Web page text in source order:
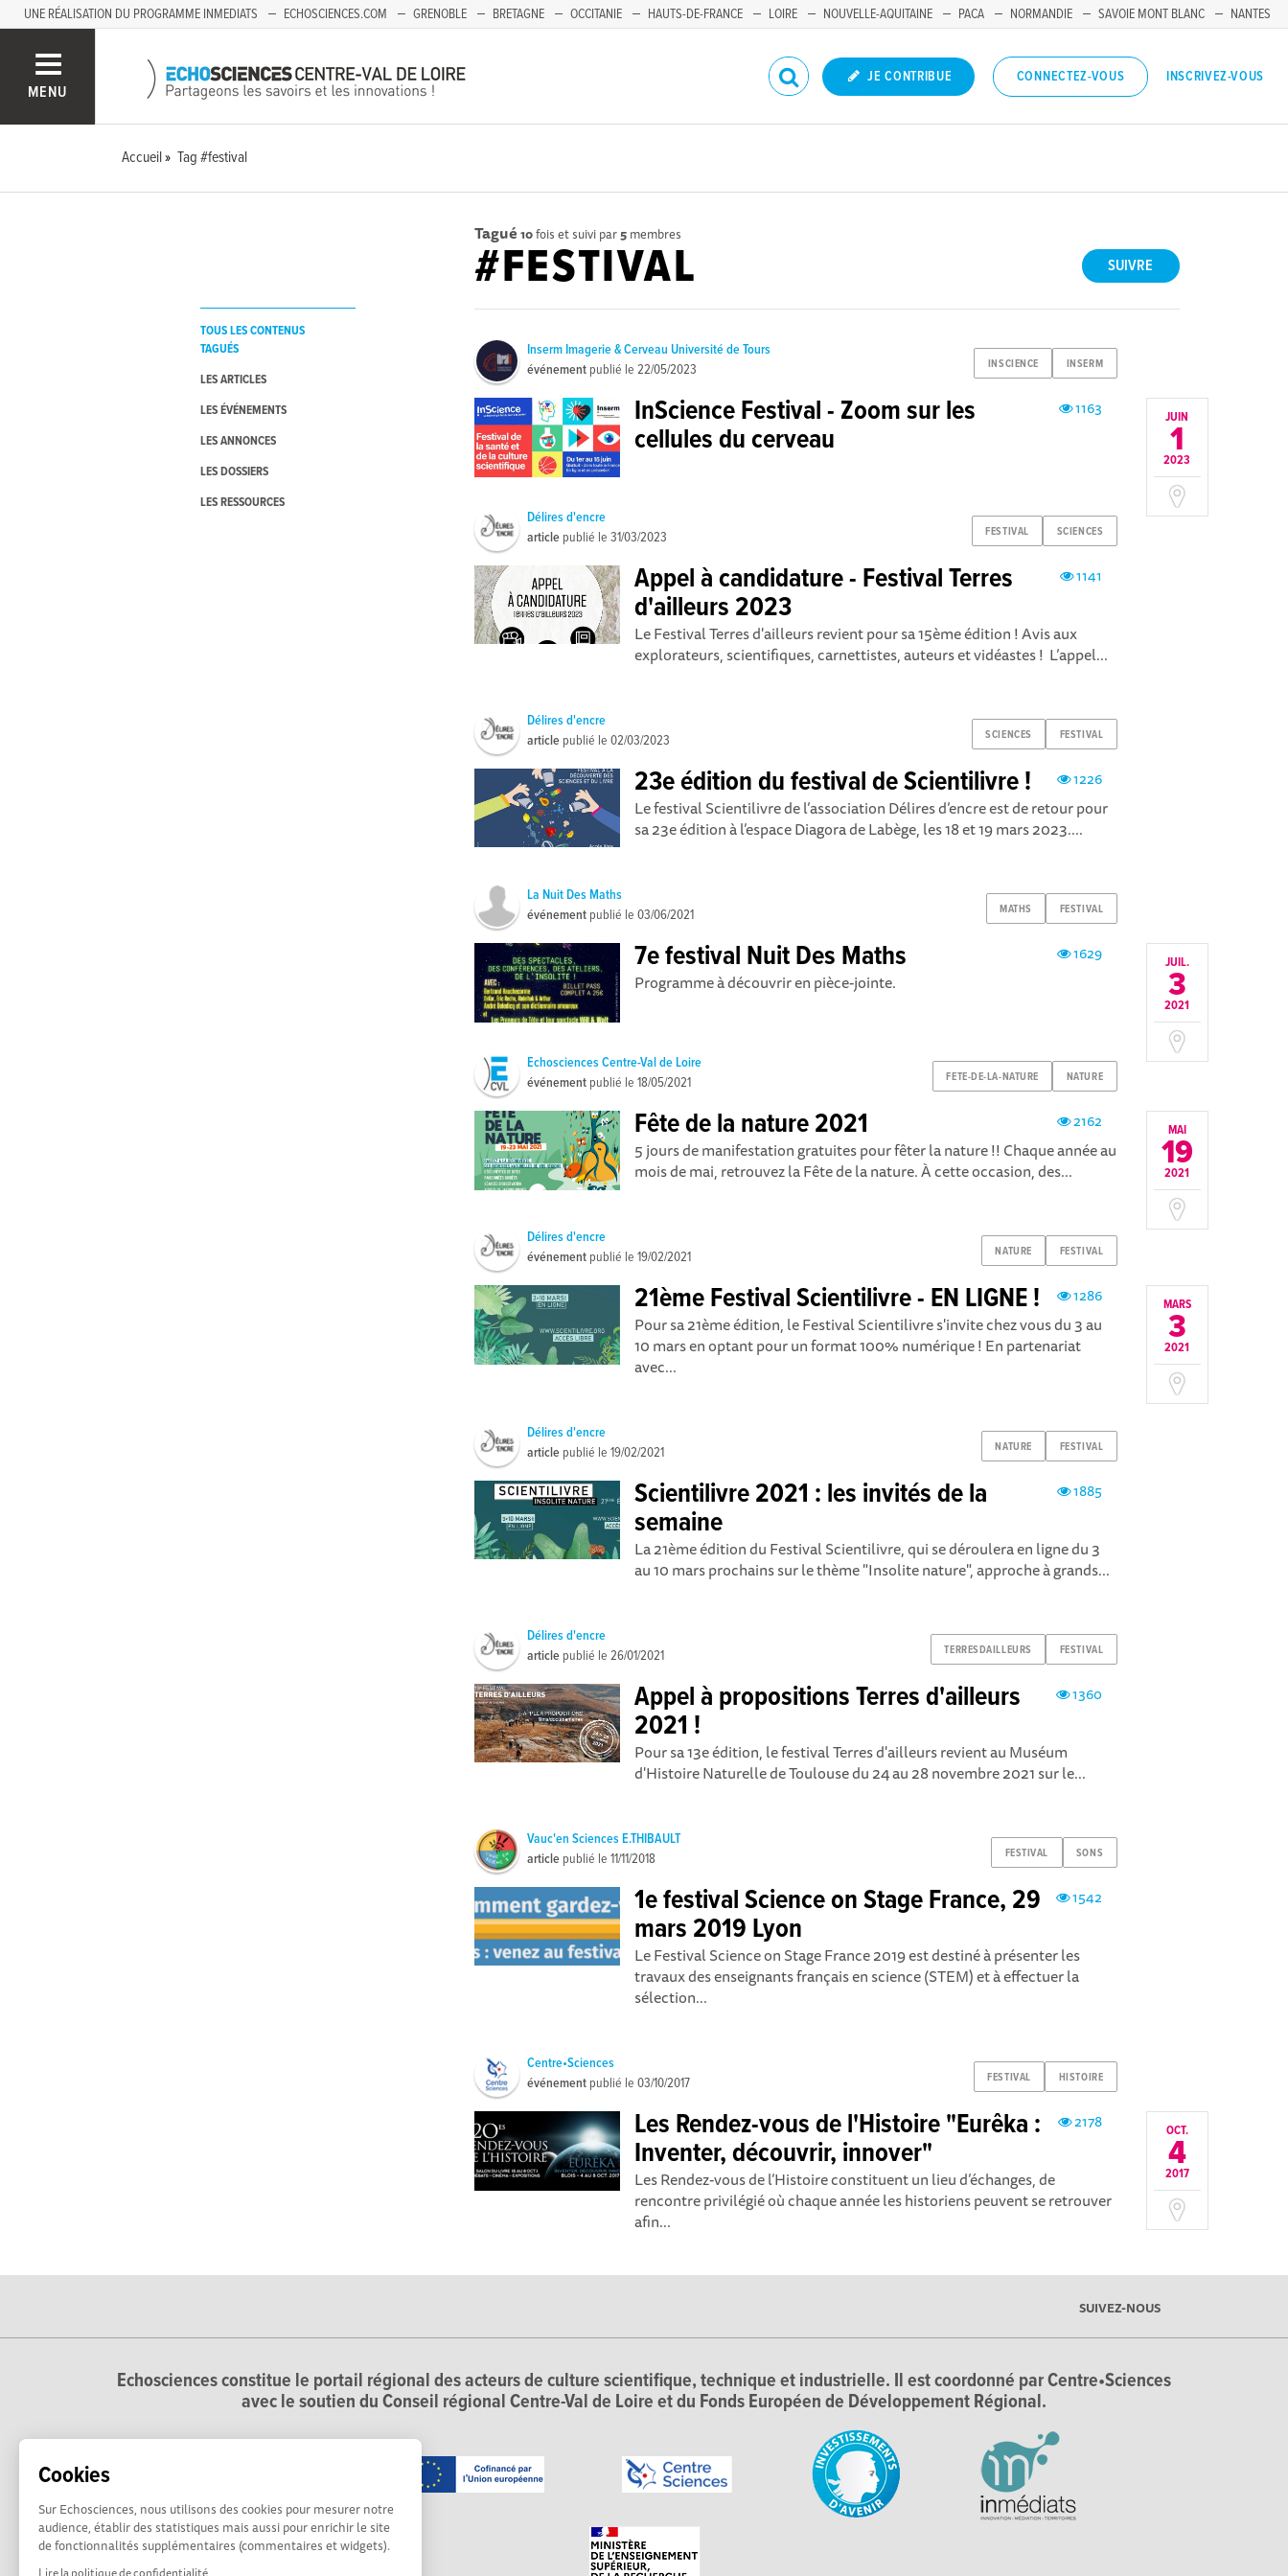
Cookies
Sur Echosciences, nous utilisons des cookies pour mesurer notre
audience, établir des statistiques mais aussi pour enrichir le site
de fonctionnalités supplémentaires (commentaires et widgets).
UNE RÉALISATION DU PROGRAMME INMEDIATS ECHOSCIENCES.COM GRENOBLE BRETAGNE OCCITANIE HAUTS-DE-FRANCE LOIRE NOUVELLE-AQUITAINE PACA NORMANDIE SAVOIE MONT BLANC
NANTES
MENU
JE CONTRIBUE CONNECTEZ-VOUS INSCRIVEZ-VOUS
Accueil Tag #festival
TOUS LES CONTENUS
TAGUÉS
LES ARTICLES
LES ÉVÉNEMENTS
LES ANNONCES
LES DOSSIERS
LES RESSOURCES
Tagué 10fois et suivi par5 membres
SUIVRE
#FESTIVAL
INSCIENCE INSERM
Inserm Imagerie & Cerveau Université de Tours
événement publié le22/05/2023
JUIN
1
2023
1163
InScience Festival - Zoom sur les
cellules du cerveau
FESTIVAL SCIENCES
Délires d'encre
article publié le31/03/2023
1141
Appel à candidature - Festival Terres
d'ailleurs 2023
Le Festival Terres d'ailleurs revient pour sa 15ème édition ! Avis aux
explorateurs, scientifiques, carnettistes, auteurs et vidéastes ! L’appel...
SCIENCES FESTIVAL
Délires d'encre
article publié le02/03/2023
1226
23e édition du festival de Scientilivre !
Le festival Scientilivre de l’association Délires d’encre est de retour pour
sa 23e édition à l’espace Diagora de Labège, les 18 et 19 mars 2023....
MATHS FESTIVAL
La Nuit Des Maths
événement publié le03/06/2021
JUIL.
3
2021
1629
7e festival Nuit Des Maths
Programme à découvrir en pièce-jointe.
FETE-DE-LA-NATURE NATURE
Echosciences Centre-Val de Loire
événement publié le18/05/2021
MAI
19
2021
2162
Fête de la nature 2021
5 jours de manifestation gratuites pour fêter la nature !! Chaque année au
mois de mai, retrouvez la Fête de la nature. À cette occasion, des...
NATURE FESTIVAL
Délires d'encre
événement publié le19/02/2021
MARS
3
2021
1286
21ème Festival Scientilivre - EN LIGNE !
Pour sa 21ème édition, le Festival Scientilivre s'invite chez vous du 3 au
10 mars en optant pour un format 100% numérique ! En partenariat
avec...
NATURE FESTIVAL
Délires d'encre
article publié le19/02/2021
1885
Scientilivre 2021 : les invités de la
semaine
La 21ème édition du Festival Scientilivre, qui se déroulera en ligne du 3
au 10 mars prochains sur le thème "Insolite nature", approche à grands...
TERRESDAILLEURS FESTIVAL
Délires d'encre
article publié le26/01/2021
1360
Appel à propositions Terres d'ailleurs
2021 !
Pour sa 13e édition, le festival Terres d'ailleurs revient au Muséum
d'Histoire Naturelle de Toulouse du 24 au 28 novembre 2021 sur le...
FESTIVAL SONS
Vauc'en Sciences E.THIBAULT
article publié le11/11/2018
1542
1e festival Science on Stage France, 29
mars 2019 Lyon
Le Festival Science on Stage France 2019 est destiné à présenter les
travaux des enseignants français en science (STEM) et à effectuer la
sélection...
FESTIVAL HISTOIRE
Centre•Sciences
événement publié le03/10/2017
OCT.
4
2017
2178
Les Rendez-vous de l'Histoire "Eurêka :
Inventer, découvrir, innover"
Les Rendez-vous de l’Histoire constituent un lieu d’échanges, de
rencontre privilégié où chaque année les historiens peuvent se retrouver
afin...
SUIVEZ-NOUS
Echosciences constitue le portail régional des acteurs de culture scientifique, technique et industrielle. Il est coordonné par Centre•Sciences
avec le soutien du Conseil régional Centre-Val de Loire et du Fonds Européen de Développement Régional.